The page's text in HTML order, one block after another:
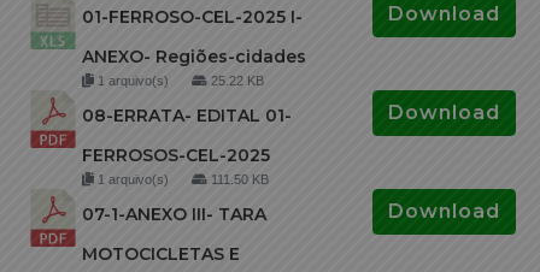
01-FERROSO-CEL-2025 I-
ANEXO- Regiões-cidades
1 arquivo(s) 25.22 KB
Download
08-ERRATA- EDITAL 01-
FERROSOS-CEL-2025
1 arquivo(s) 111.50 KB
Download
07-1-ANEXO III- TARA
MOTOCICLETAS E
Download